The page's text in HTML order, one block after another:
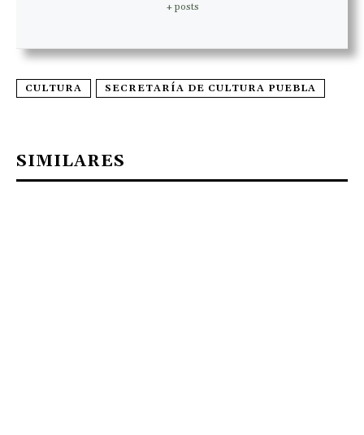
+ posts
CULTURA SECRETARÍA DE CULTURA PUEBLA
SIMILARES